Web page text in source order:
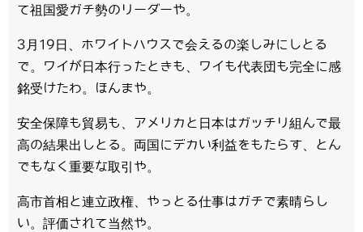
て祖国愛ガチ勢のリーダーや。
3月19日、ホワイトハウスで会えるの楽しみにしとる
で。ワイが日本行ったときも、ワイも代表団も完全に感
銘受けたわ。ほんまや。
安全保障も貿易も、アメリカと日本はガッチリ組んで最
高の結果出しとる。両国にデカい利益をもたらす、とん
でもなく重要な取引や。
高市首相と連立政権、やっとる仕事はガチで素晴らし
い。評価されて当然や。